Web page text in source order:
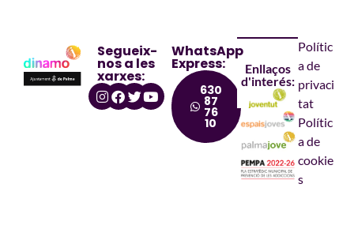
Segueix-
nos a les
xarxes:
WhatsApp
Express:
630
87
76
10
Enllaços
d'interés:
Polític
a de
privaci
tat
Polític
a de
cookie
s